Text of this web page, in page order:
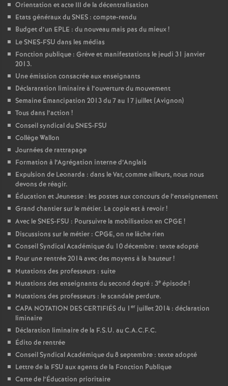
Orientation et acte III de la décentralisation
Etats généraux du SNES : compte-rendu
Budget d’un EPLE : du nouveau mais pas du mieux!
Le SNES-FSU dans les médias
Fonction publique : Grève et manifestations le jeudi 31 janvier
2013.
Une émission consacrée aux enseignants
Déclararation liminaire à l’ouverture du mouvement
Semaine Émancipation 2013 du 7 au 17 juillet (Avignon)
Tous dans l’action !
Conseil syndical du SNES-FSU
Collège Wallon
Journées de rattrapage
Formation à l’Agrégation interne d’Anglais
Expulsion de Leonarda : dans le Var, comme ailleurs, nous nous
devons de réagir.
Éducation et Jeunesse : les postes aux concours de l’enseignement
Grand chantier sur le métier. La copie est à revoir!
Avec le SNES-FSU : Poursuivre la mobilisation en CPGE !
Discussions sur le métier : CPGE, on ne lâche rien
Conseil Syndical Académique du 10 décembre : texte adopté
Pour une rentrée 2014 avec des moyens à la hauteur!
Mutations des professeurs : suite
Mutations des enseignants du second degré : 3e épisode!
Mutations des professeurs : le scandale perdure.
CAPA NOTATION DES CERTIFIÉS du 1 er juillet 2014 : déclaration
liminaire
Déclaration liminaire de la F.S.U. au C.A.C.F.C.
Édito de rentrée
Conseil Syndical Académique du 8 septembre : texte adopté
Lettre de la FSU aux agents de la Fonction Publique
Carte de l’Éducation prioritaire